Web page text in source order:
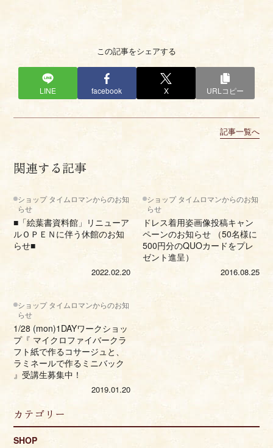
この記事をシェアする
LINE facebook X URLコピー
記事一覧へ
関連する記事
ショップ タイムロマンからのお知
らせ
■「絵葉書資料館」リニューア
ルＯＰＥＮに伴う休館のお知
らせ■
2022.02.20
ショップ タイムロマンからのお知
らせ
ドレス着用姿画像投稿キャン
ペーンのお知らせ （50名様に
500円分のQUOカードをプレ
ゼント進呈）
2016.08.25
ショップ タイムロマンからのお知
らせ
1/28 (mon)1DAYワークショッ
プ『 マイクロファイバークラ
フト紙で作るコサージュと、
ラミネールで作るミニバック
』受講生募集中！
2019.01.20
カテゴリー
SHOP